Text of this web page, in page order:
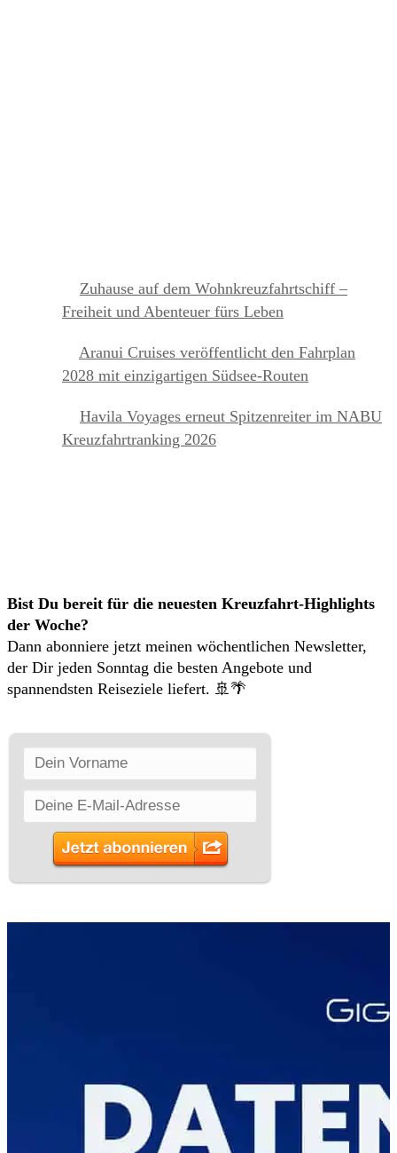
Zuhause auf dem Wohnkreuzfahrtschiff –
Freiheit und Abenteuer fürs Leben
Aranui Cruises veröffentlicht den Fahrplan
2028 mit einzigartigen Südsee-Routen
Havila Voyages erneut Spitzenreiter im NABU
Kreuzfahrtranking 2026
Bist Du bereit für die neuesten Kreuzfahrt-Highlights
der Woche?
Dann abonniere jetzt meinen wöchentlichen Newsletter,
der Dir jeden Sonntag die besten Angebote und
spannendsten Reiseziele liefert. 🚢🌴